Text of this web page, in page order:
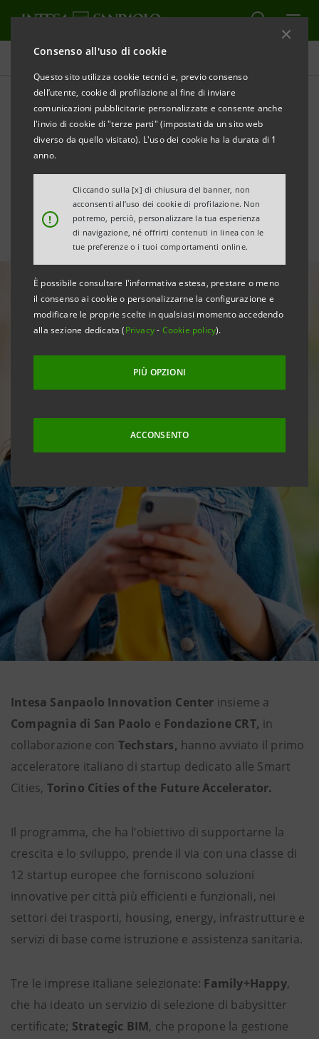
Consenso all'uso di cookie
Questo sito utilizza cookie tecnici e, previo consenso
dell’utente, cookie di profilazione al fine di inviare
comunicazioni pubblicitarie personalizzate e consente anche
l'invio di cookie di "terze parti" (impostati da un sito web
diverso da quello visitato). L'uso dei cookie ha la durata di 1
anno.
!
Cliccando sulla [x] di chiusura del banner, non
acconsenti all’uso dei cookie di profilazione. Non
potremo, perciò, personalizzare la tua esperienza
di navigazione, né offrirti contenuti in linea con le
tue preferenze o i tuoi comportamenti online.
È possibile consultare l'informativa estesa, prestare o meno
il consenso ai cookie o personalizzarne la configurazione e
modificare le proprie scelte in qualsiasi momento accedendo
alla sezione dedicata (Privacy- Cookie policy).
PIÙ OPZIONI
ACCONSENTO
Tutte le news
A Torino nasce il primo
acceleratore di startup
dedicato alle Smart Cities
Intesa Sanpaolo Innovation Center insieme a
Compagnia di San Paolo e Fondazione CRT, in
collaborazione con Techstars, hanno avviato il primo
acceleratore italiano di startup dedicato alle Smart
Cities, Torino Cities of the Future Accelerator.
Il programma, che ha l’obiettivo di supportarne la
crescita e lo sviluppo, prende il via con una classe di
12 startup europee che forniscono soluzioni
innovative per città più efficienti e funzionali, nei
settori dei trasporti, housing, energy, infrastrutture e
servizi di base come istruzione e assistenza sanitaria.
Tre le imprese italiane selezionate: Family+Happy,
che ha ideato un servizio di selezione di babysitter
certificate; Strategic BIM, che propone la gestione